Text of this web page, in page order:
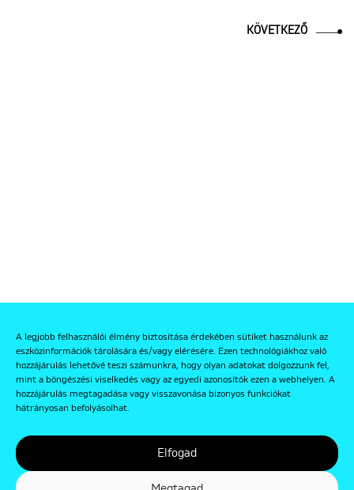
A legjobb felhasználói élmény biztosítása érdekében sütiket használunk az
eszközinformációk tárolására és/vagy elérésére. Ezen technológiákhoz való
hozzájárulás lehetővé teszi számunkra, hogy olyan adatokat dolgozzunk fel,
mint a böngészési viselkedés vagy az egyedi azonosítók ezen a webhelyen. A
hozzájárulás megtagadása vagy visszavonása bizonyos funkciókat
hátrányosan befolyásolhat.
Elfogad
KÖVETKEZŐ